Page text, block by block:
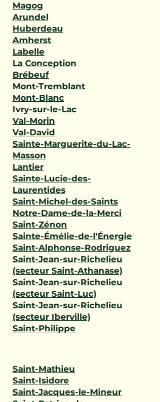
Magog
Arundel
Huberdeau
Amherst
Labelle
La Conception
Brébeuf
Mont-Tremblant
Mont-Blanc
Ivry-sur-le-Lac
Val-Morin
Val-David
Sainte-Marguerite-du-Lac-
Masson
Lantier
Sainte-Lucie-des-
Laurentides
Saint-Michel-des-Saints
Notre-Dame-de-la-Merci
Saint-Zénon
Sainte-Émélie-de-l'Énergie
Saint-Alphonse-Rodriguez
Saint-Jean-sur-Richelieu
(secteur Saint-Athanase)
Saint-Jean-sur-Richelieu
(secteur Saint-Luc)
Saint-Jean-sur-Richelieu
(secteur Iberville)
Saint-Philippe
Saint-Mathieu
Saint-Isidore
Saint-Jacques-le-Mineur